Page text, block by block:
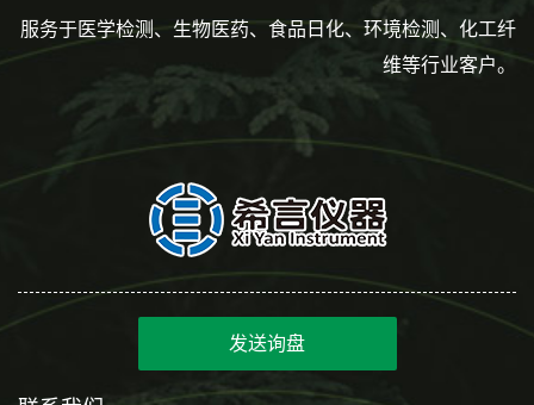
服务于医学检测、生物医药、食品日化、环境检测、化工纤
维等行业客户。
发送询盘